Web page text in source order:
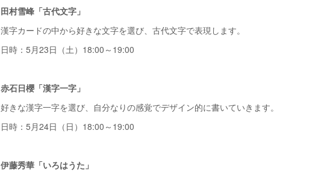
田村雪峰「古代文字」
漢字カードの中から好きな文字を選び、古代文字で表現します。
日時：5月23日（土）18:00～19:00
赤石日櫻「漢字一字」
好きな漢字一字を選び、自分なりの感覚でデザイン的に書いていきます。
日時：5月24日（日）18:00～19:00
伊藤秀華「いろはうた」